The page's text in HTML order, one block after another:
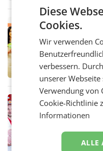
RETAIL
Eine
Müller
Über
Altstoff
Müller-
RETAIL
Penny
WIENER
Diese
Cookies.
Wir verwenden
verbessern.
unserer
Verwendung von
Cookie-Richtlinie
Informationen
ALLE